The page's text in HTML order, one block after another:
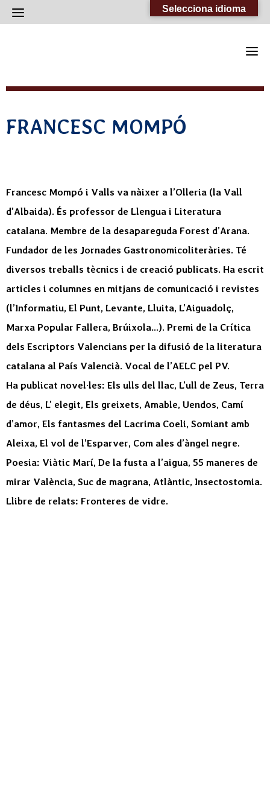
content
FRANCESC MOMPÓ
Francesc Mompó i Valls va nàixer a l’Olleria (la Vall
d’Albaida). És professor de Llengua i Literatura
catalana. Membre de la desapareguda Forest d’Arana.
Fundador de les Jornades Gastronomicoliteràries. Té
diversos treballs tècnics i de creació publicats. Ha escrit
articles i columnes en mitjans de comunicació i revistes
(l’Informatiu, El Punt, Levante, Lluita, L’Aiguadolç,
Marxa Popular Fallera, Brúixola…). Premi de la Crítica
dels Escriptors Valencians per la difusió de la literatura
catalana al País Valencià. Vocal de l’AELC pel PV.
Ha publicat novel·les: Els ulls del llac, L’ull de Zeus, Terra
de déus, L’ elegit, Els greixets, Amable, Uendos, Camí
d’amor, Els fantasmes del Lacrima Coeli, Somiant amb
Aleixa, El vol de l’Esparver, Com ales d’àngel negre.
Poesia: Viàtic Marí, De la fusta a l’aigua, 55 maneres de
mirar València, Suc de magrana, Atlàntic, Insectostomia.
Llibre de relats: Fronteres de vidre.
Selecciona idioma